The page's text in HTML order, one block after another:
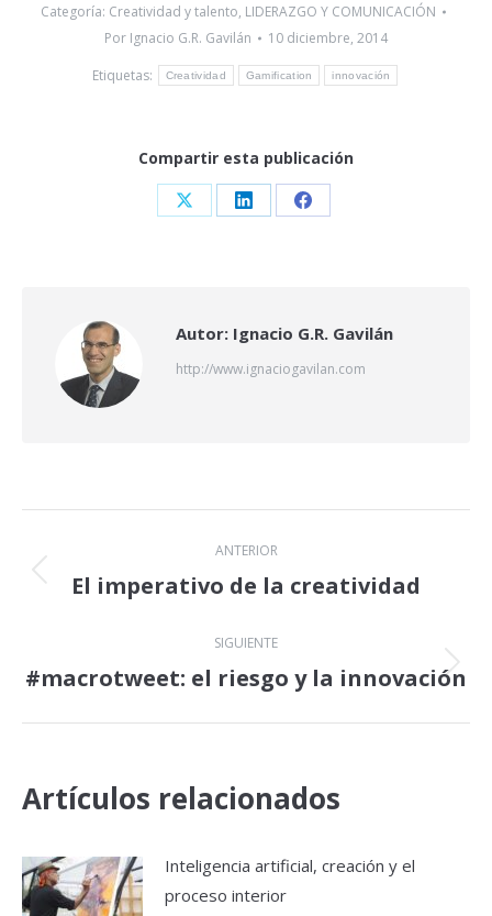
Categoría: Creatividad y talento, LIDERAZGO Y COMUNICACIÓN
Por Ignacio G.R. Gavilán
10 diciembre, 2014
Etiquetas:
Creatividad Gamification innovación
Compartir esta publicación
Share Share Share
Autor: Ignacio G.R. Gavilán
http://www.ignaciogavilan.com
Navegación
entre
publicaciones
ANTERIOR
Publicación
El imperativo de la creatividad
SIGUIENTE
Publicación
#macrotweet: el riesgo y la innovación
Artículos relacionados
Inteligencia artificial, creación y el
proceso interior